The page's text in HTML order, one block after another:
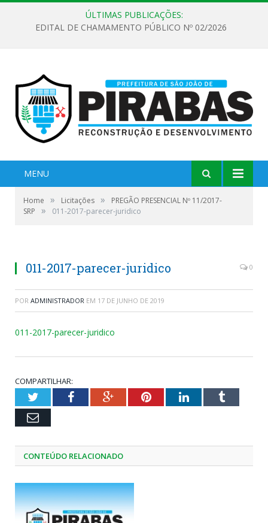
ÚLTIMAS PUBLICAÇÕES:
EDITAL DE CHAMAMENTO PÚBLICO Nº 02/2026
MENU
Home » Licitações »
PREGÃO PRESENCIAL Nº 11/2017-
SRP
» 011-2017-parecer-juridico
011-2017-parecer-juridico 0
POR ADMINISTRADOR EM 17 DE JUNHO DE 2019
011-2017-parecer-juridico
COMPARTILHAR:
TwitterFacebookGoogle+PinterestLinkedInTumblr
Email
CONTEÚDO RELACIONADO